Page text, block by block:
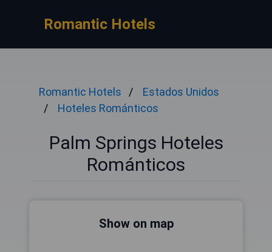
Romantic Hotels
Romantic Hotels
Estados Unidos
Hoteles Románticos
Palm Springs Hoteles
Románticos
Show on map